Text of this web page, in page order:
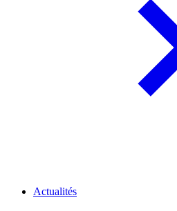
Actualités